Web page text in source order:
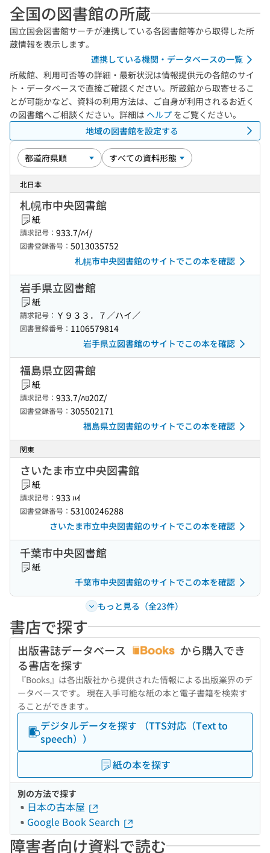
全国の図書館の所蔵
国立国会図書館サーチが連携している各図書館等から取得した所
蔵情報を表示します。
連携している機関・データベースの一覧
所蔵館、利用可否等の詳細・最新状況は情報提供元の各館のサイ
ト・データベースで直接ご確認ください。所蔵館から取寄せるこ
とが可能かなど、資料の利用方法は、ご自身が利用されるお近く
の図書館へご相談ください。詳細は ヘルプ をご覧ください。
地域の図書館を設定する
北日本
札幌市中央図書館
紙
請求記号： 933.7/ﾊｲ/
図書登録番号： 5013035752
札幌市中央図書館のサイトでこの本を確認
岩手県立図書館
紙
請求記号： Ｙ９３３．７／ハイ／
図書登録番号： 1106579814
岩手県立図書館のサイトでこの本を確認
福島県立図書館
紙
請求記号： 933.7/ﾊﾛ20Z/
図書登録番号： 305502171
福島県立図書館のサイトでこの本を確認
関東
さいたま市立中央図書館
紙
請求記号： 933 ﾊｲ
図書登録番号： 53100246288
さいたま市立中央図書館のサイトでこの本を確認
千葉市中央図書館
紙
千葉市中央図書館のサイトでこの本を確認
もっと見る（全23件）
書店で探す
出版書誌データベース
から購入でき
る書店を探す
『Books』は各出版社から提供された情報による出版業界のデ
ータベースです。 現在入手可能な紙の本と電子書籍を検索す
ることができます。
デジタルデータを探す （TTS対応（Text to
speech））
紙の本を探す
別の方法で探す
日本の古本屋
Google Book Search
障害者向け資料で読む